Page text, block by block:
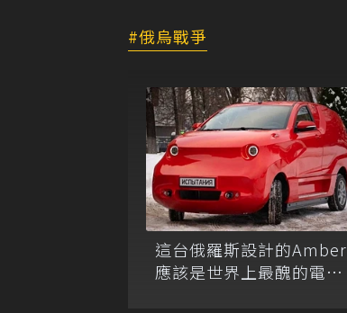
俄烏戰爭
這台俄羅斯設計的Amber
應該是世界上最醜的電動